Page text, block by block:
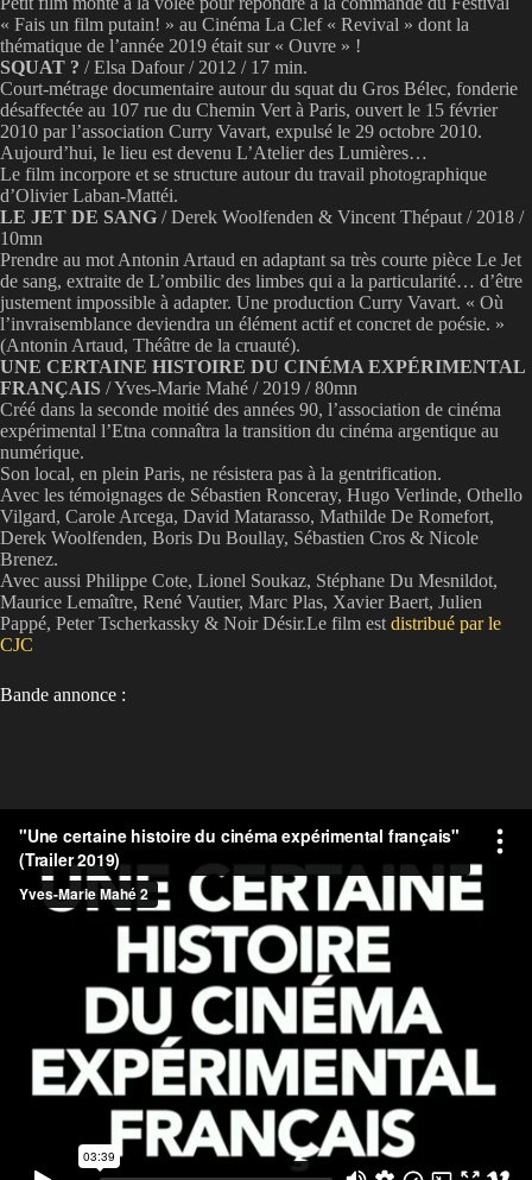
« Fais un film putain! » au Cinéma La Clef « Revival » dont la
thématique de l’année 2019 était sur « Ouvre » !
SQUAT ? / Elsa Dafour / 2012 / 17 min.
Court-métrage documentaire autour du squat du Gros Bélec, fonderie
désaffectée au 107 rue du Chemin Vert à Paris, ouvert le 15 février
2010 par l’association Curry Vavart, expulsé le 29 octobre 2010.
Aujourd’hui, le lieu est devenu L’Atelier des Lumières…
Le film incorpore et se structure autour du travail photographique
d’Olivier Laban-Mattéi.
LE JET DE SANG / Derek Woolfenden & Vincent Thépaut / 2018 /
10mn
Prendre au mot Antonin Artaud en adaptant sa très courte pièce Le Jet
de sang, extraite de L’ombilic des limbes qui a la particularité… d’être
justement impossible à adapter. Une production Curry Vavart. « Où
l’invraisemblance deviendra un élément actif et concret de poésie. »
(Antonin Artaud, Théâtre de la cruauté).
UNE CERTAINE HISTOIRE DU CINÉMA EXPÉRIMENTAL
FRANÇAIS / Yves-Marie Mahé / 2019 / 80mn
Créé dans la seconde moitié des années 90, l’association de cinéma
expérimental l’Etna connaîtra la transition du cinéma argentique au
numérique.
Son local, en plein Paris, ne résistera pas à la gentrification.
Avec les témoignages de Sébastien Ronceray, Hugo Verlinde, Othello
Vilgard, Carole Arcega, David Matarasso, Mathilde De Romefort,
Derek Woolfenden, Boris Du Boullay, Sébastien Cros & Nicole
Brenez.
Avec aussi Philippe Cote, Lionel Soukaz, Stéphane Du Mesnildot,
Maurice Lemaître, René Vautier, Marc Plas, Xavier Baert, Julien
Pappé, Peter Tscherkassky & Noir Désir.Le film est distribué par le
CJC
Bande annonce :